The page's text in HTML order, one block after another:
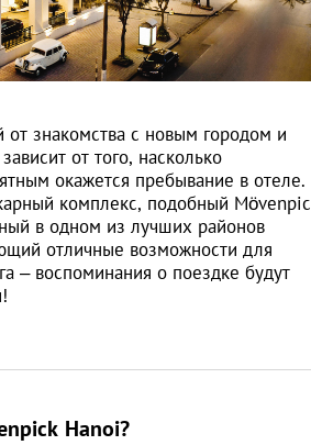
от знакомства с новым городом и
от того, насколько
окажется пребывание в отеле.
комплекс, подобный
в одном из лучших районов
отличные возможности для
– воспоминания о поездке будут
Hanoi?